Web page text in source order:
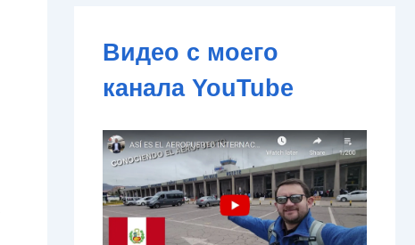
й
о
ы
Видео с моего
канала YouTube